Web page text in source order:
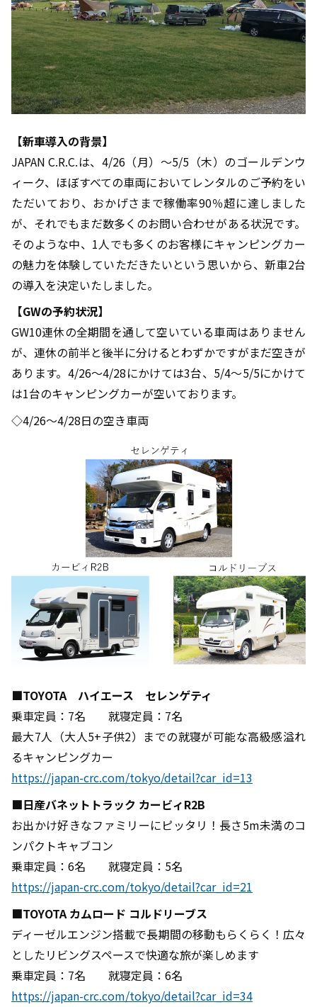
【新車導入の背景】
JAPAN C.R.C.は、4/26（月）～5/5（木）のゴールデンウ
ィーク、ほぼすべての車両においてレンタルのご予約をい
ただいており、おかげさまで稼働率90％超に達しました
が、それでもまだ数多くのお問い合わせがある状況です。
そのような中、1人でも多くのお客様にキャンピングカー
の魅力を体験していただきたいという思いから、新車2台
の導入を決定いたしました。
【GWの予約状況】
GW10連休の全期間を通して空いている車両はありません
が、連休の前半と後半に分けるとわずかですがまだ空きが
あります。4/26～4/28にかけては3台、5/4～5/5にかけて
は1台のキャンピングカーが空いております。
◇4/26～4/28日の空き車両
■TOYOTA ハイエース セレンゲティ
乗車定員：7名 就寝定員：7名
最大7人（大人5+子供2）までの就寝が可能な高級感溢れ
るキャンピングカー
https://japan-crc.com/tokyo/detail?car_id=13
■日産バネットトラック カービィR2B
お出かけ好きなファミリーにピッタリ！長さ5m未満のコ
ンパクトキャブコン
乗車定員：6名 就寝定員：5名
https://japan-crc.com/tokyo/detail?car_id=21
■TOYOTA カムロード コルドリーブス
ディーゼルエンジン搭載で長期間の移動もらくらく！広々
としたリビングスペースで快適な旅が楽しめます
乗車定員：7名 就寝定員：6名
https://japan-crc.com/tokyo/detail?car_id=34